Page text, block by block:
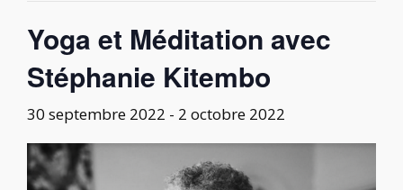
Yoga et Méditation avec
Stéphanie Kitembo
30 septembre 2022 - 2 octobre 2022